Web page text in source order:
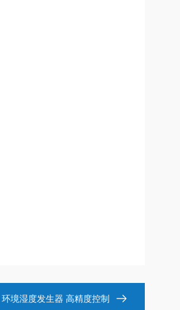
环境湿度发生器 高精度控制